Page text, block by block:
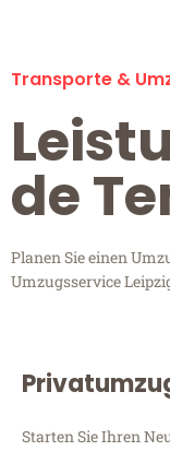
Transporte &
de
Planen Sie einen
Umzugsservice
Starten Sie Ihren